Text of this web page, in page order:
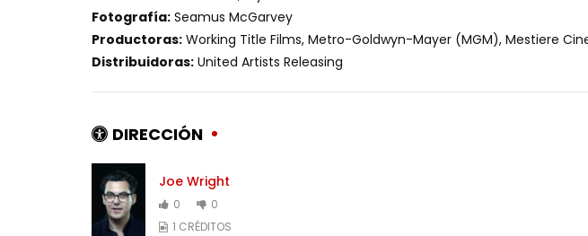
Fotografía: Seamus McGarvey
Productoras: Working Title Films, Metro-Goldwyn-Mayer (MGM), Mestiere
Distribuidoras: United Artists Releasing
DIRECCIÓN
Joe Wright
0
0
1 CRÉDITOS